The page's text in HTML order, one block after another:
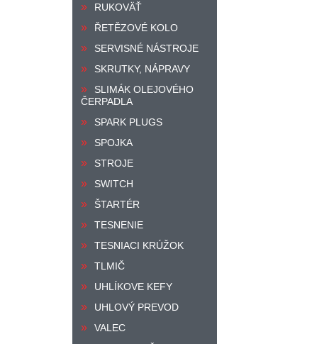
RUKOVÄŤ
ŘETĚZOVÉ KOLO
SERVISNÉ NÁSTROJE
SKRUTKY, NÁPRAVY
SLIMÁK OLEJOVÉHO
ČERPADLA
SPARK PLUGS
SPOJKA
STROJE
SWITCH
ŠTARTÉR
TESNENIE
TESNIACI KRÚŽOK
TLMIČ
UHLÍKOVE KEFY
UHLOVÝ PREVOD
VALEC